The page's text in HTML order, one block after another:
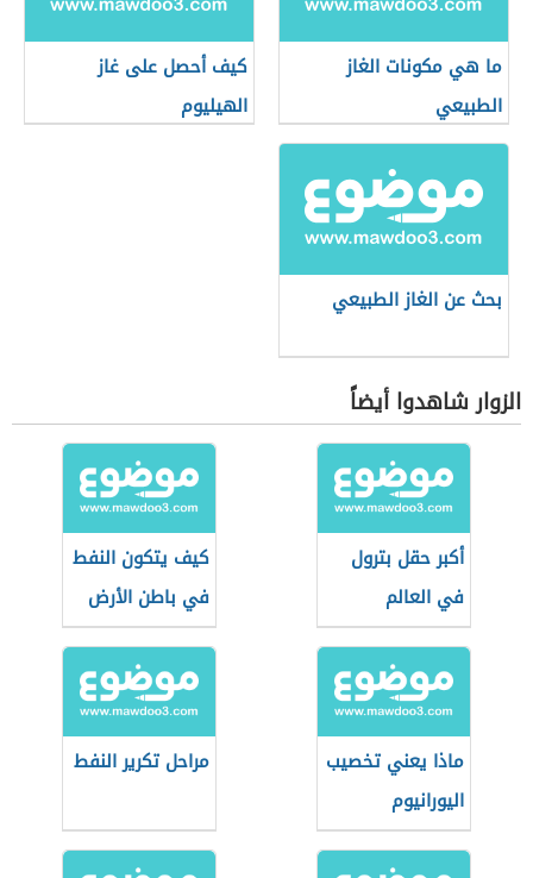
ما هي مكونات الغاز
الطبيعي
كيف أحصل على غاز
الهيليوم
بحث عن الغاز الطبيعي
الزوار شاهدوا أيضاً
أكبر حقل بترول
في العالم
كيف يتكون النفط
في باطن الأرض
ماذا يعني تخصيب
اليورانيوم
مراحل تكرير النفط